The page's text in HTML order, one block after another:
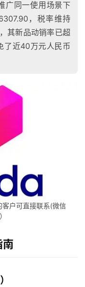
广同一使用场景下
6307.90，税率维持
其新品动销率已超
了近40万元人民币
户可直接联系(微信
南